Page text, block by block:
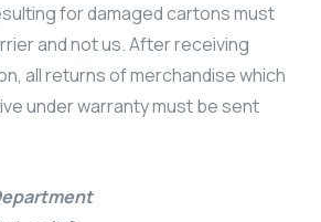
for damaged cartons must
and not us. After receiving
all returns of merchandise which
under warranty must be sent